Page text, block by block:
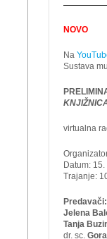
NOVO
Na
Sustava
virtualna
Datum:
Trajanje:
Predavači:
Jelena
Tanja
dr. sc.